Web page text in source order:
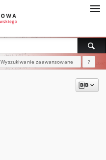
Wyszukiwanie zaawansowane ?